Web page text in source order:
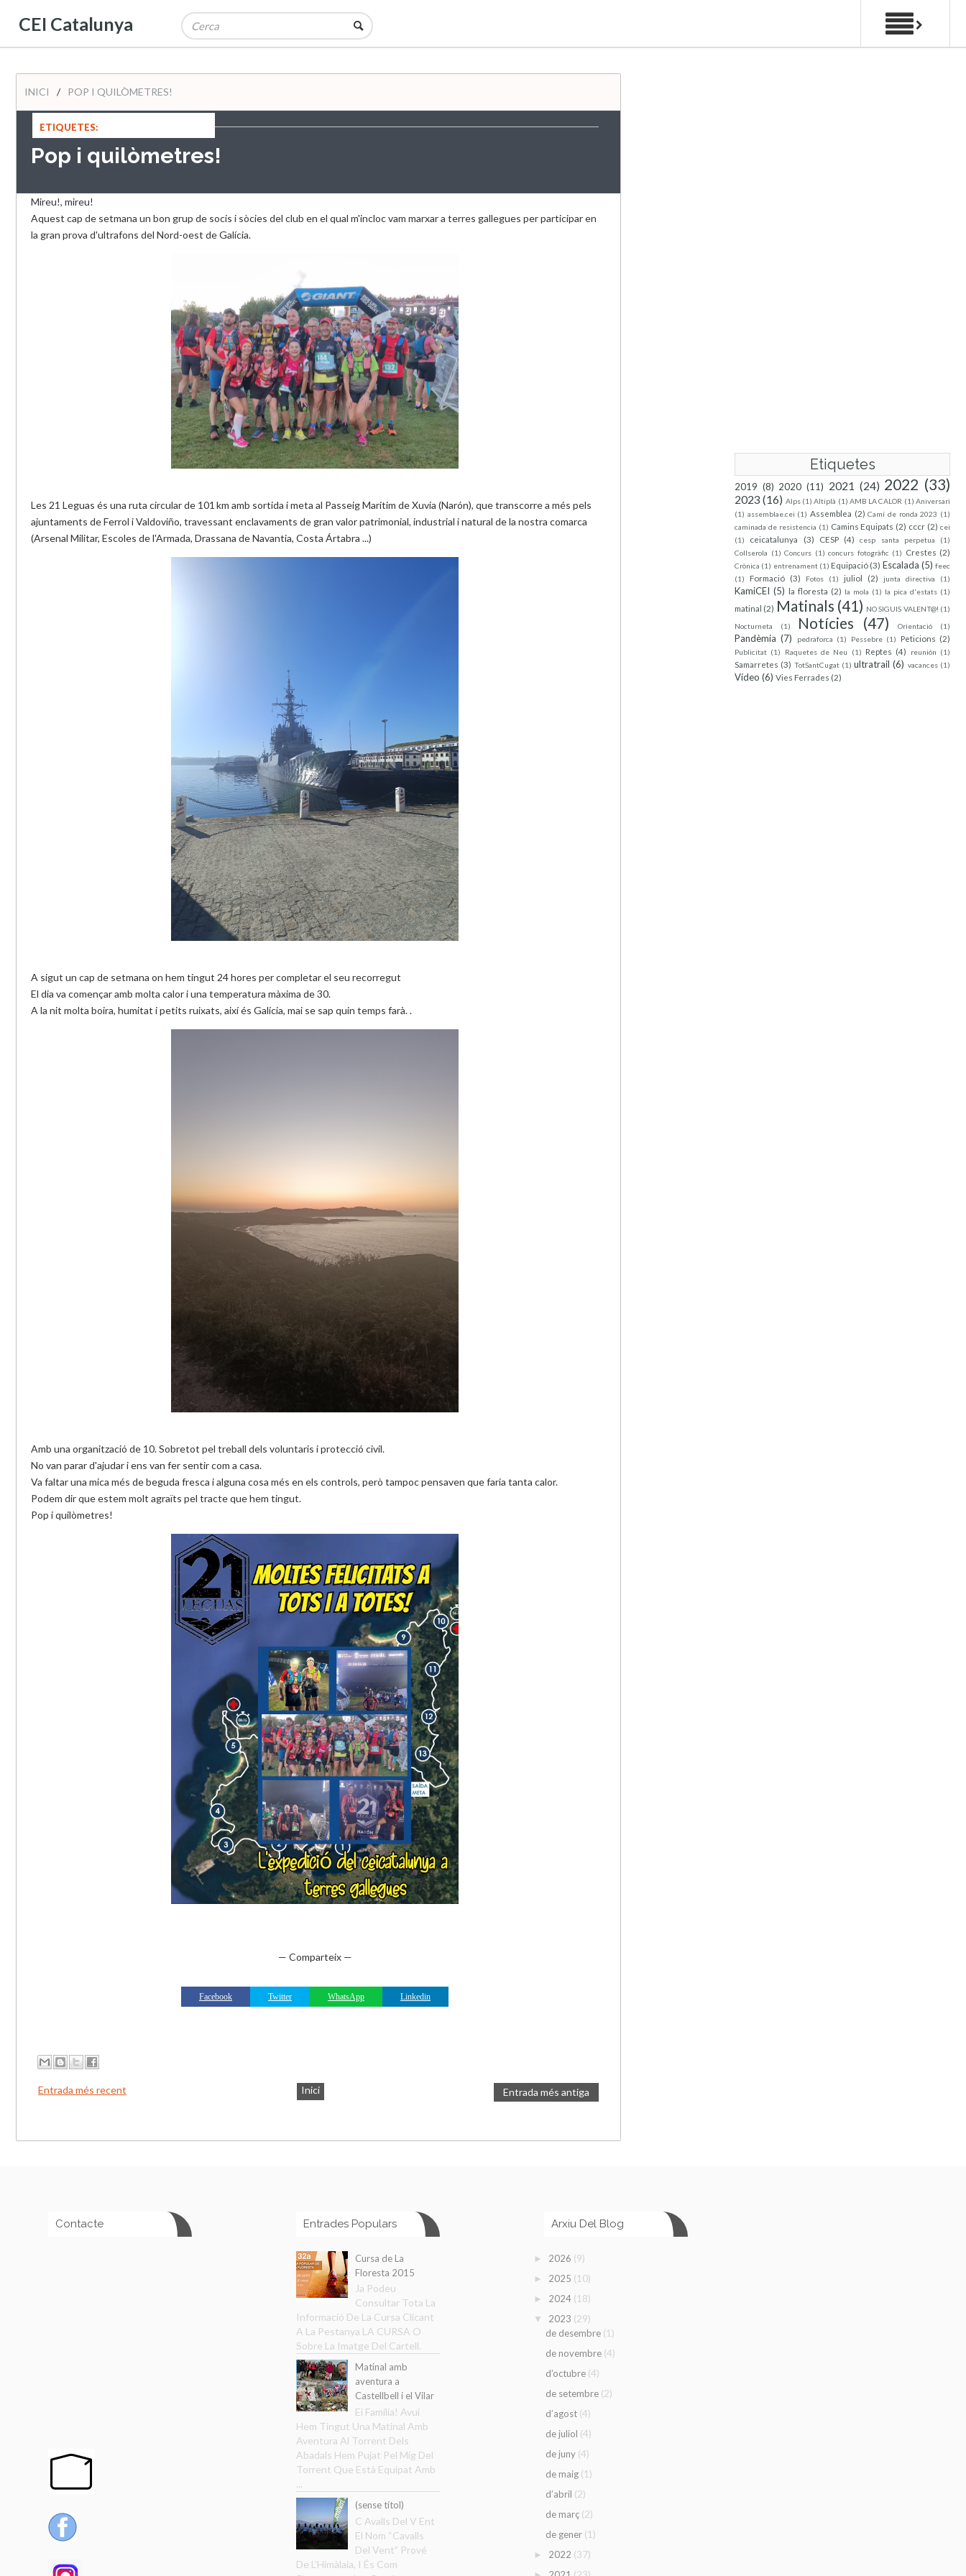
CEI Catalunya
INICI / POP I QUILÒMETRES!
ETIQUETES:
Pop i quilòmetres!
Mireu!, mireu!
Aquest cap de setmana un bon grup de socis i sòcies del club en el qual m'incloc vam marxar a terres gallegues per participar en
la gran prova d'ultrafons del Nord-oest de Galícia.
Les 21 Leguas és una ruta circular de 101 km amb sortida i meta al Passeig Marítim deXuvia (Narón), que transcorre a més pels
ajuntaments de Ferrol iValdoviño, travessant enclavaments de gran valor patrimonial, industrial i natural de la nostra comarca
(Arsenal Militar, Escoles de l'Armada, Drassana deNavantia, Costa Ártabra ...)
A sigut un cap de setmana on hem tingut 24 hores per completar el seu recorregut
El dia va començar amb molta calor i una temperatura màxima de 30.
A la nit molta boira, humitat i petits ruixats, així és Galícia, mai se sap quin temps farà. .
Amb una organització de 10. Sobretot pel treball dels voluntaris i protecció civil.
No van parar d'ajudar i ens van fer sentir com a casa.
Va faltar una mica més de beguda fresca i alguna cosa més en els controls, però tampoc pensaven que faria tanta calor.
Podem dir que estem molt agraïts pel tracte que hem tingut.
Pop i quilòmetres!
— Comparteix —
Facebook Twitter WhatsApp Linkedin
Entrada més recent Entrada més antiga
Inici
Etiquetes
2019 (8) 2020 (11) 2021 (24) 2022 (33)
2023 (16) Alps (1) Altiplà (1) AMB LA CALOR (1) Aniversari
(1) assemblae.cei (1) Assemblea (2) Camí de ronda 2023 (1)
caminada de resistencia (1) Camins Equipats (2) cccr (2) cei
(1)
ceicatalunya (3) CESP (4) cesp santa perpetua
(1)
Collserola (1) Concurs (1) concurs fotogràfic (1) Crestes (2)
Crònica (1) entrenament (1) Equipació (3) Escalada (5) feec
(1)
Formació (3) Fotos (1) juliol (2) junta directiva (1)
KamiCEI (5) la floresta (2) la mola (1) la pica d'estats (1)
matinal (2) Matinals (41) NO SIGUIS VALENT@! (1)
Nocturneta
(1) Notícies (47) Orientació (1)
Pandèmia (7) pedraforca (1) Pessebre (1) Peticions (2)
Publicitat (1) Raquetes de Neu (1) Reptes (4) reunión (1)
Samarretes (3) TotSantCugat (1) ultratrail (6) vacances (1)
Vídeo (6) Vies Ferrades (2)
Contacte Entrades Populars
Cursa de La
Floresta 2015
Ja Podeu
Consultar Tota La
Informació De La Cursa Clicant
A La Pestanya LA CURSA O
Sobre La Imatge Del Cartell.
Matinal amb
aventura a
Castellbell i el Vilar
Ei Família! Avui
Hem Tingut Una Matinal Amb
Aventura Al Torrent Dels
Abadals Hem Pujat Pel Mig Del
Torrent Que Està Equipat Amb
...
(sense títol)
C Avalls Del V Ent
El Nom “Cavalls
Del Vent” Prové
De L’Himàlaia, I És Com
Arxiu Del Blog
► 2026 (9)
► 2025 (10)
► 2024 (18)
▼ 2023 (29)
de desembre (1)
de novembre (4)
d’octubre (4)
de setembre (2)
d’agost (4)
de juliol (4)
de juny (4)
de maig (1)
d’abril (2)
de març (2)
de gener (1)
► 2022 (37)